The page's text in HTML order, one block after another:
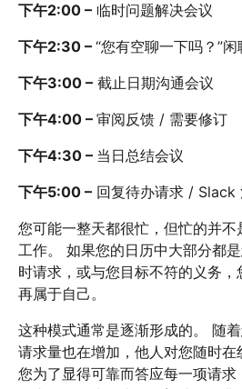
下午2:00 – 临时问题解决会议
下午2:30 – “您有空聊一下吗？”闲
下午3:00 – 截止日期沟通会议
下午4:00 – 审阅反馈 / 需要修订
下午4:30 – 当日总结会议
下午5:00 – 回复待办请求 / Slack
您可能一整天都很忙，但忙的并
工作。 如果您的日历中大部分都
时请求，或与您目标不符的义务
再属于自己。
这种模式通常是逐渐形成的。 随
请求量也在增加，他人对您随时在
您为了显得可靠而答应每一项请